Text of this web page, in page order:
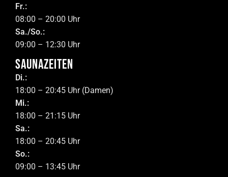
Fr.:
08:00 – 20:00 Uhr
Sa./So.:
09:00 – 12:30 Uhr
SAUNAZEITEN
Di.:
18:00 – 20:45 Uhr (Damen)
Mi.:
18:00 – 21:15 Uhr
Sa.:
18:00 – 20:45 Uhr
So.:
09:00 – 13:45 Uhr